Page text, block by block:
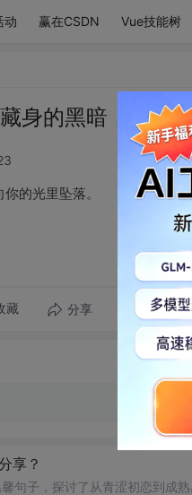
动 赢在CSDN Vue技能树
身的黑暗，向你的
的光里坠落。
藏 分享 转发到
享？
句子，探讨了从青涩初恋到成